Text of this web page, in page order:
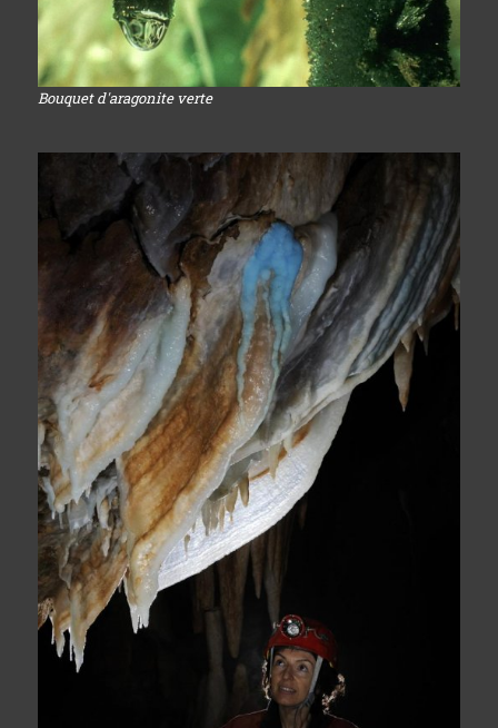
Bouquet d'aragonite verte